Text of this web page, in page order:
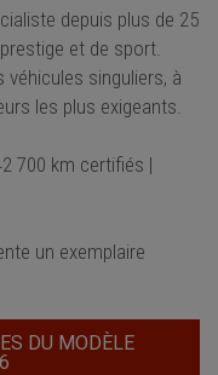
depuis plus de 25
et de sport.
singuliers, à
les plus exigeants.
700 km certifiés |
un exemplaire
DU MODÈLE